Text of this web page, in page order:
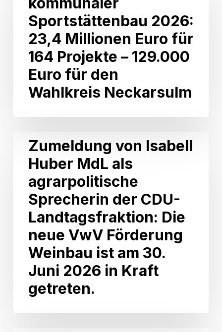
2026:
Millionen
Projekte
Wahlkreis
Neckarsulm
Sportstättenbau 2026:
23,4 Millionen Euro für
164 Projekte – 129.000
Euro für den
Wahlkreis Neckarsulm
Isabell
Huber
agrarpolitische
Sprecherin
CDU-
Landtagsfraktion:
neue
Förderung
Zumeldung von Isabell
Huber MdL als
agrarpolitische
Sprecherin der CDU-
Landtagsfraktion: Die
neue VwV Förderung
Weinbau ist am 30.
Juni 2026 in Kraft
getreten.